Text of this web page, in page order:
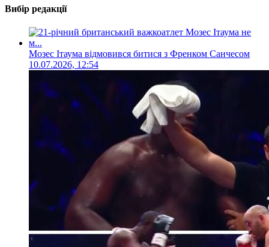
Вибір редакції
Мозес Ітаума відмовився битися з Френком Санчесом
10.07.2026, 12:54